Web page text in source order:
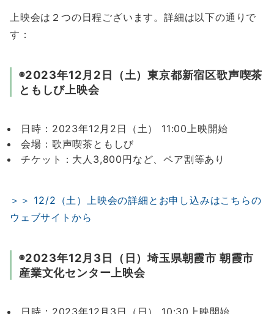
上映会は２つの日程ございます。詳細は以下の通りで
す：
◉2023年12月2日（土）東京都新宿区歌声喫茶
ともしび上映会
日時：2023年12月2日（土） 11:00上映開始
会場：歌声喫茶ともしび
チケット：大人3,800円など、ペア割等あり
＞＞ 12/2（土）上映会の詳細とお申し込みはこちらの
ウェブサイトから
◉2023年12月3日（日）埼玉県朝霞市 朝霞市
産業文化センター上映会